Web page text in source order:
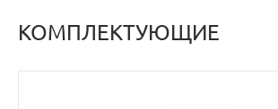
КОМПЛЕКТУЮЩИЕ